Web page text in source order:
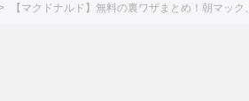
【マクドナルド】無料の裏ワザまとめ！朝マッ